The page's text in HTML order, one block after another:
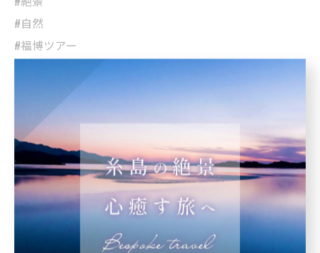
#自然
#福博ツアー
< 前のページ 一覧に戻る 次のページ >
関連タグ